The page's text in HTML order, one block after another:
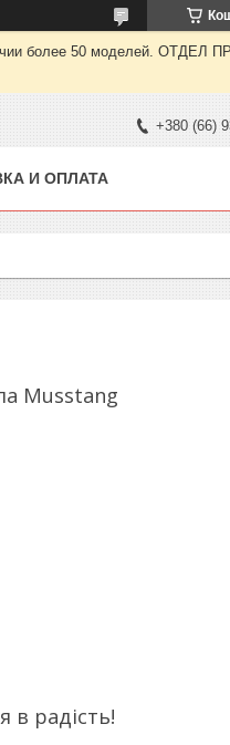
более 50 моделей.
+380 (66)
И ОПЛАТА
Musstang
радість!